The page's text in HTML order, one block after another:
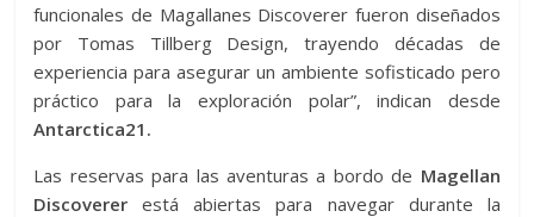
funcionales de Magallanes Discoverer fueron diseñados
por Tomas Tillberg Design, trayendo décadas de
experiencia para asegurar un ambiente sofisticado pero
práctico para la exploración polar”, indican desde
Antarctica21.
Las reservas para las aventuras a bordo de Magellan
Discoverer está abiertas para navegar durante la